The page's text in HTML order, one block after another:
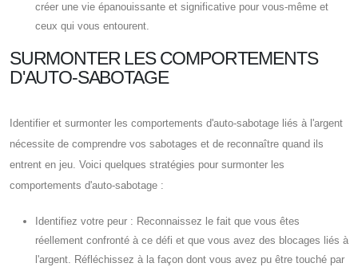
créer une vie épanouissante et significative pour vous-même et
ceux qui vous entourent.
SURMONTER LES COMPORTEMENTS
D'AUTO-SABOTAGE
Identifier et surmonter les comportements d'auto-sabotage liés à l'argent
nécessite de comprendre vos sabotages et de reconnaître quand ils
entrent en jeu. Voici quelques stratégies pour surmonter les
comportements d'auto-sabotage :
Identifiez votre peur : Reconnaissez le fait que vous êtes
réellement confronté à ce défi et que vous avez des blocages liés à
l'argent. Réfléchissez à la façon dont vous avez pu être touché par